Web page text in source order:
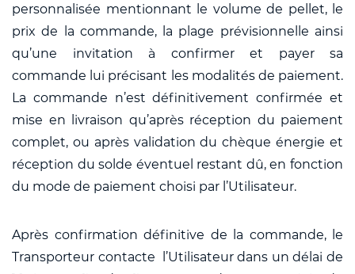
personnalisée mentionnant le volume de pellet, le
prix de la commande, la plage prévisionnelle ainsi
qu’une invitation à confirmer et payer sa
commande lui précisant les modalités de paiement.
La commande n’est définitivement confirmée et
mise en livraison qu’après réception du paiement
complet, ou après validation du chèque énergie et
réception du solde éventuel restant dû, en fonction
du mode de paiement choisi par l’Utilisateur.
Après confirmation définitive de la commande, le
Transporteur contacte l’Utilisateur dans un délai de